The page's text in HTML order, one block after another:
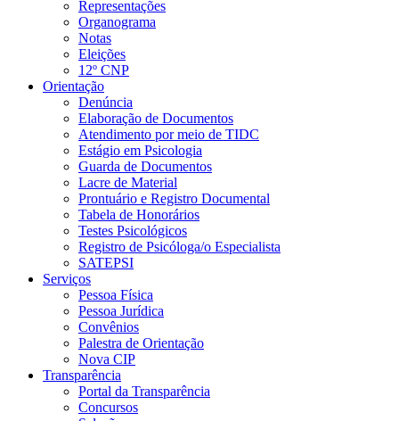
Representações
Organograma
Notas
Eleições
12º CNP
Orientação
Denúncia
Elaboração de Documentos
Atendimento por meio de TIDC
Estágio em Psicologia
Guarda de Documentos
Lacre de Material
Prontuário e Registro Documental
Tabela de Honorários
Testes Psicológicos
Registro de Psicóloga/o Especialista
SATEPSI
Serviços
Pessoa Física
Pessoa Jurídica
Convênios
Palestra de Orientação
Nova CIP
Transparência
Portal da Transparência
Concursos